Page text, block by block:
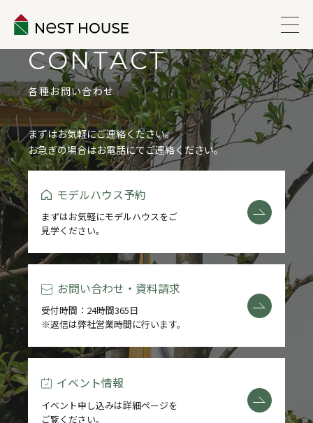
EVENT
ABOUT
WORKS
LINEUP
VOICE
ESTATE
REFORM
BLOG
COMPANY
CONTACT
各種お問い合わせ
まずはお気軽にご連絡ください。
お急ぎの場合はお電話にてご連絡ください。
モデルハウス予約
まずはお気軽にモデルハウスをご
見学ください。
お問い合わせ・資料請求
受付時間：24時間365日
※返信は弊社営業時間に行います。
イベント情報
イベント申し込みは詳細ページを
ご覧ください。